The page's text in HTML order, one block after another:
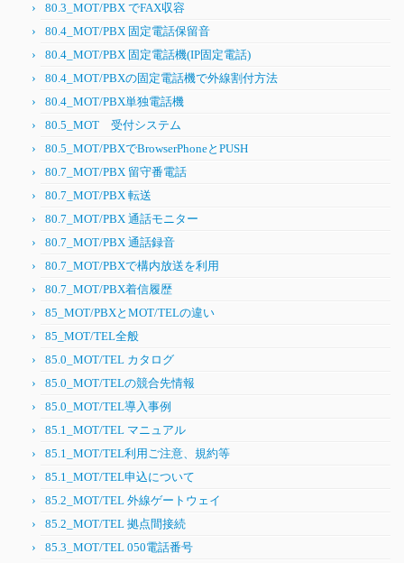
80.3_MOT/PBX でFAX収容
80.4_MOT/PBX 固定電話保留音
80.4_MOT/PBX 固定電話機(IP固定電話)
80.4_MOT/PBXの固定電話機で外線割付方法
80.4_MOT/PBX単独電話機
80.5_MOT 受付システム
80.5_MOT/PBXでBrowserPhoneとPUSH
80.7_MOT/PBX 留守番電話
80.7_MOT/PBX 転送
80.7_MOT/PBX 通話モニター
80.7_MOT/PBX 通話録音
80.7_MOT/PBXで構内放送を利用
80.7_MOT/PBX着信履歴
85_MOT/PBXとMOT/TELの違い
85_MOT/TEL全般
85.0_MOT/TEL カタログ
85.0_MOT/TELの競合先情報
85.0_MOT/TEL導入事例
85.1_MOT/TEL マニュアル
85.1_MOT/TEL利用ご注意、規約等
85.1_MOT/TEL申込について
85.2_MOT/TEL 外線ゲートウェイ
85.2_MOT/TEL 拠点間接続
85.3_MOT/TEL 050電話番号